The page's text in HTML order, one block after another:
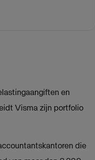
en
Visma zijn portfolio
die